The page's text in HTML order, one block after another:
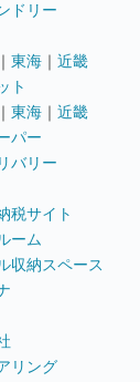
ドリー
東海 ｜ 近畿
ト
東海 ｜ 近畿
パー
バリー
税サイト
ーム
収納スペース
リング